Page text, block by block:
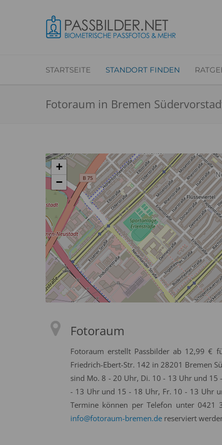
STARTSEITE STANDORT FINDEN
Fotoraum in Bremen
+
−
Fotoraum
Fotoraum erstellt Passbilder ab 12,99 €
Friedrich-Ebert-Str. 142 in 28201 Bremen
sind Mo. 8 - 20 Uhr, Di. 10 - 13 Uhr und
- 13 Uhr und 15 - 18 Uhr, Fr. 10 - 13 Uhr
Termine können per Telefon unter 0421
info@fotoraum-bremen.de reserviert